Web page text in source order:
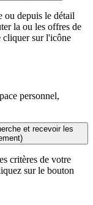
ou depuis le détail
la ou les offres de
sur l'icône
personnel,
et recevoir les
critères de votre
sur le bouton